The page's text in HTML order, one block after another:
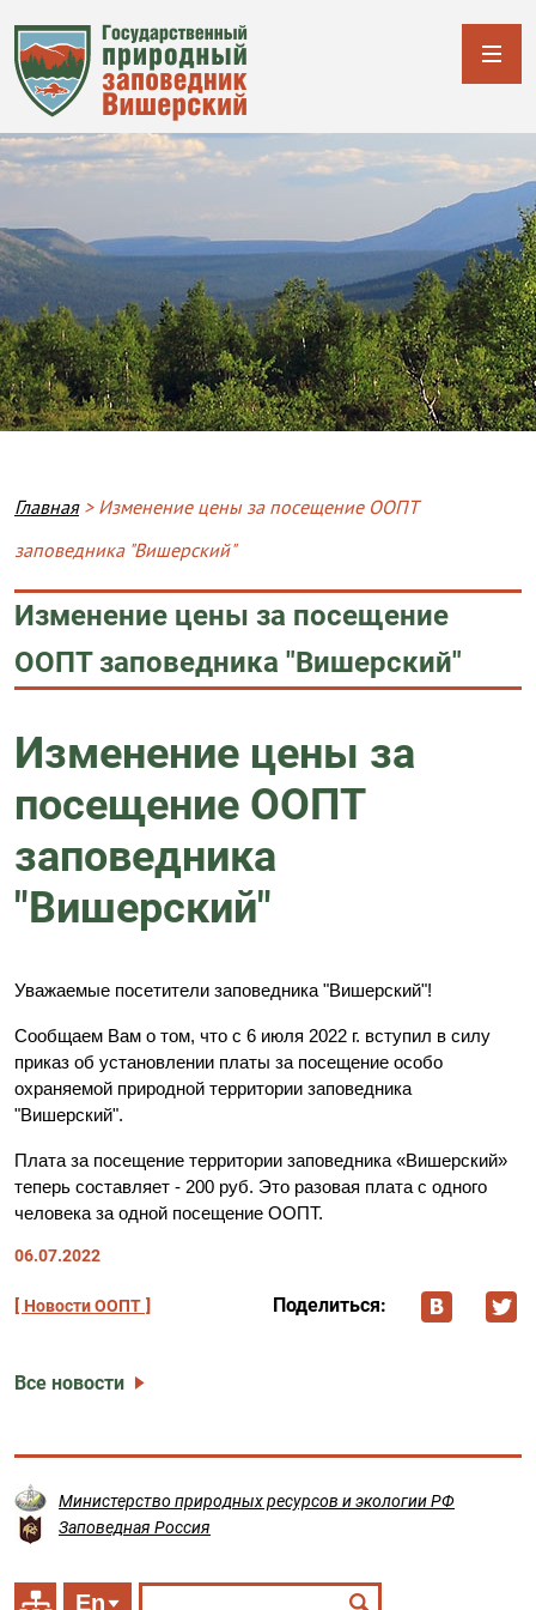
Breadcrumb
Главная Изменение цены за посещение ООПТ
заповедника "Вишерский"
Изменение цены за посещение
ООПТ заповедника "Вишерский"
Изменение цены за
посещение ООПТ
заповедника
"Вишерский"
Уважаемые посетители заповедника "Вишерский"!
Сообщаем Вам о том, что с 6 июля 2022 г. вступил в силу
приказ об установлении платы за посещение особо
охраняемой природной территории заповедника
"Вишерский".
Плата за посещение территории заповедника «Вишерский»
теперь составляет - 200 руб. Это разовая плата с одного
человека за одной посещение ООПТ.
06.07.2022
Новости ООПТ Поделиться:
Все новости
Министерство природных ресурсов и экологии РФ
Заповедная Россия
En